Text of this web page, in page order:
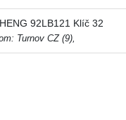
92LB121 Klíč 32
Turnov CZ (9),